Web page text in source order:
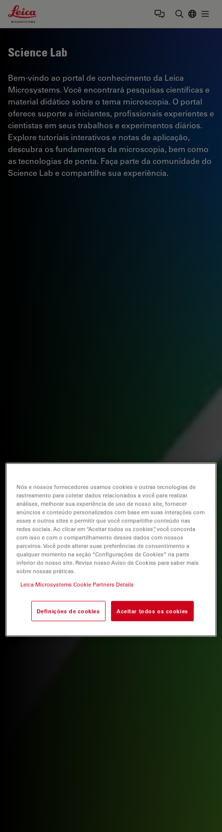
Leica Microsystems Logo
Science Lab
Bem-vindo ao portal de conhecimento da Leica
Microsystems. Você encontrará pesquisas científicas e
material didático sobre o tema microscopia. O portal
oferece suporte a iniciantes, profissionais experientes e
cientistas em seus trabalhos e experimentos diários.
Explore tutoriais interativos e notas de aplicação,
descubra os fundamentos da microscopia, bem como
as tecnologias de ponta. Faça parte da comunidade do
Science Lab e compartilhe sua experiência.
Nós e nossos fornecedores usamos cookies e outras tecnologias de
rastreamento para coletar dados relacionados a você para realizar
análises, melhorar sua experiência de uso de nosso site, fornecer
anúncios e conteúdo personalizados com base em suas interações com
esses e outros sites e permitir que você compartilhe conteúdo nas
redes sociais. Ao clicar em “Aceitar todos os cookies”, você concorda
com isso e com o compartilhamento desses dados com nossos
parceiros. Você pode alterar suas preferências de consentimento a
qualquer momento na seção “Configurações de Cookies” na parte
inferior do nosso site. Revise nosso Aviso de Cookies para saber mais
sobre nossas práticas.
Leica Microsystems Cookie Partners Details
Definições de cookies Aceitar todos os cookies